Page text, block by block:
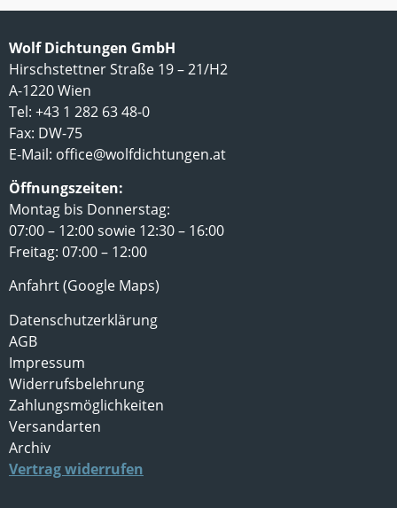
Wolf Dichtungen GmbH
Hirschstettner Straße 19 – 21/H2
A-1220 Wien
Tel: +43 1 282 63 48-0
Fax: DW-75
E-Mail: office@wolfdichtungen.at
Öffnungszeiten:
Montag bis Donnerstag:
07:00 – 12:00 sowie 12:30 – 16:00
Freitag: 07:00 – 12:00
Anfahrt (Google Maps)
Datenschutzerklärung
AGB
Impressum
Widerrufsbelehrung
Zahlungsmöglichkeiten
Versandarten
Archiv
Vertrag widerrufen